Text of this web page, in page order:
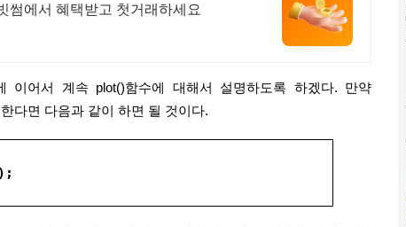
썸에서 혜택받고 첫거래하세요
이어서 계속 plot()함수에 대해서 설명하도록 하겠다. 만약
다면 다음과 같이 하면 될 것이다.